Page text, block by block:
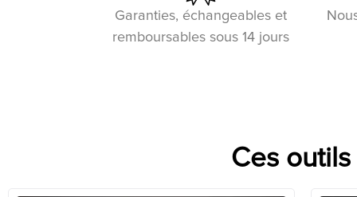
Garanties, échangeables et
remboursables sous 14 jours
Ces